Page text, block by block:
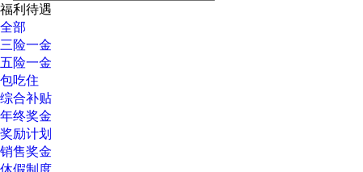
福利待遇
全部
三险一金
五险一金
包吃住
综合补贴
年终奖金
奖励计划
销售奖金